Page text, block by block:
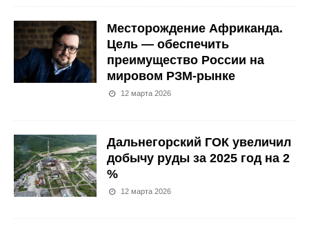
Месторождение Африканда.
Цель — обеспечить
преимущество России на
мировом РЗМ-рынке
12 марта 2026
Дальнегорский ГОК увеличил
добычу руды за 2025 год на 2
%
12 марта 2026